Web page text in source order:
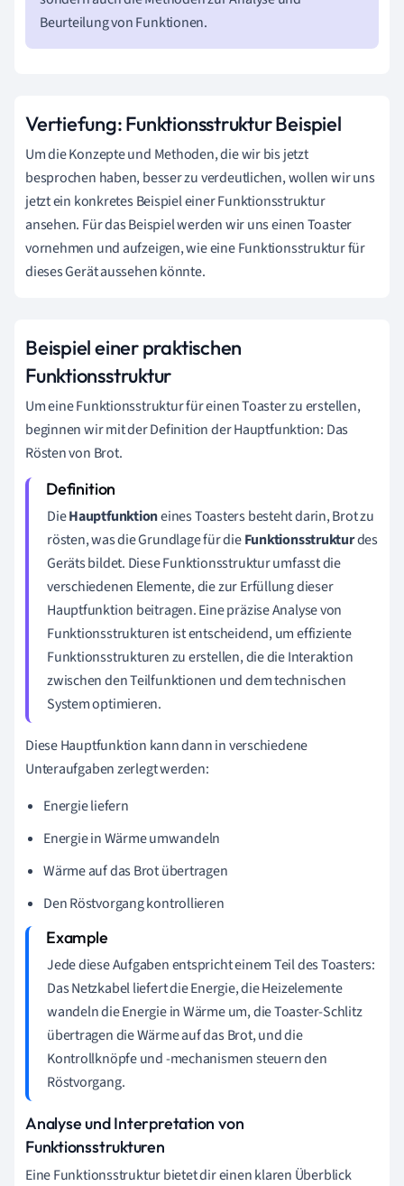
Beurteilung von Funktionen.
Vertiefung: Funktionsstruktur Beispiel
Um die Konzepte und Methoden, die wir bis jetzt
besprochen haben, besser zu verdeutlichen, wollen wir uns
jetzt ein konkretes Beispiel einer Funktionsstruktur
ansehen. Für das Beispiel werden wir uns einen Toaster
vornehmen und aufzeigen, wie eine Funktionsstruktur für
dieses Gerät aussehen könnte.
Beispiel einer praktischen
Funktionsstruktur
Um eine Funktionsstruktur für einen Toaster zu erstellen,
beginnen wir mit der Definition der Hauptfunktion: Das
Rösten von Brot.
DieHauptfunktioneines Toasters besteht darin, Brot zu
rösten, was die Grundlage für dieFunktionsstrukturdes
Geräts bildet. Diese Funktionsstruktur umfasst die
verschiedenen Elemente, die zur Erfüllung dieser
Hauptfunktion beitragen. Eine präzise Analyse von
Funktionsstrukturen ist entscheidend, um effiziente
Funktionsstrukturen zu erstellen, die die Interaktion
zwischen den Teilfunktionen und dem technischen
System optimieren.
Diese Hauptfunktion kann dann in verschiedene
Unteraufgaben zerlegt werden:
Energie liefern
Energie in Wärme umwandeln
Wärme auf das Brot übertragen
Den Röstvorgang kontrollieren
Jede diese Aufgaben entspricht einem Teil des Toasters:
Das Netzkabel liefert die Energie, die Heizelemente
wandeln die Energie in Wärme um, die Toaster-Schlitz
übertragen die Wärme auf das Brot, und die
Kontrollknöpfe und -mechanismen steuern den
Röstvorgang.
Analyse und Interpretation von
Funktionsstrukturen
Eine Funktionsstruktur bietet dir einen klaren Überblick